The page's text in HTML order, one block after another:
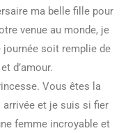
ma belle fille pour
venue au monde, je
soit remplie de
d’amour.
Vous êtes la
et je suis si fier
femme incroyable et